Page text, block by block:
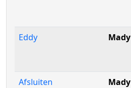
Eddy
Mady
Afsluiten
Mady